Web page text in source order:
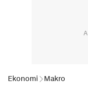
Ekonomi Makro